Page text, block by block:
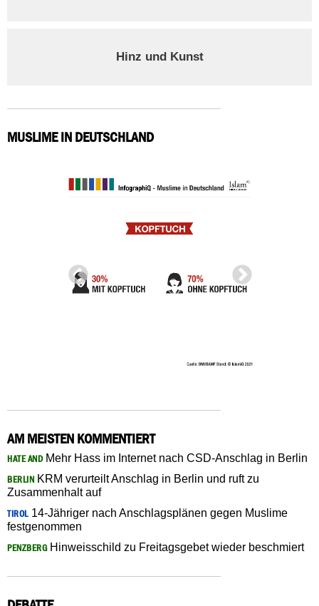
Hinz und Kunst
MUSLIME IN DEUTSCHLAND
AM MEISTEN KOMMENTIERT
HATE ANDMehr Hass im Internet nach CSD-Anschlag in Berlin
BERLIN KRM verurteilt Anschlag in Berlin und ruft zu
Zusammenhalt auf
TIROL14-Jähriger nach Anschlagsplänen gegen Muslime
festgenommen
PENZBERGHinweisschild zu Freitagsgebet wieder beschmiert